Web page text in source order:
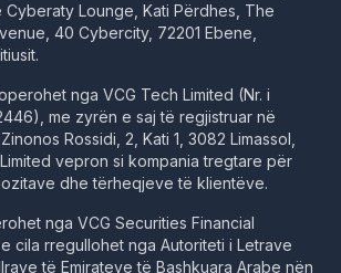
Lounge, Kati Përdhes, The
40 Cybercity, 72201 Ebene,
nga VCG Tech Limited (Nr. i
me zyrën e saj të regjistruar në
Rossidi, 2, Kati 1, 3082 Limassol,
vepron si kompania tregtare për
dhe tërheqjeve të klientëve.
nga VCG Securities Financial
cila rregullohet nga Autoriteti i Letrave
të Emirateve të Bashkuara Arabe nën